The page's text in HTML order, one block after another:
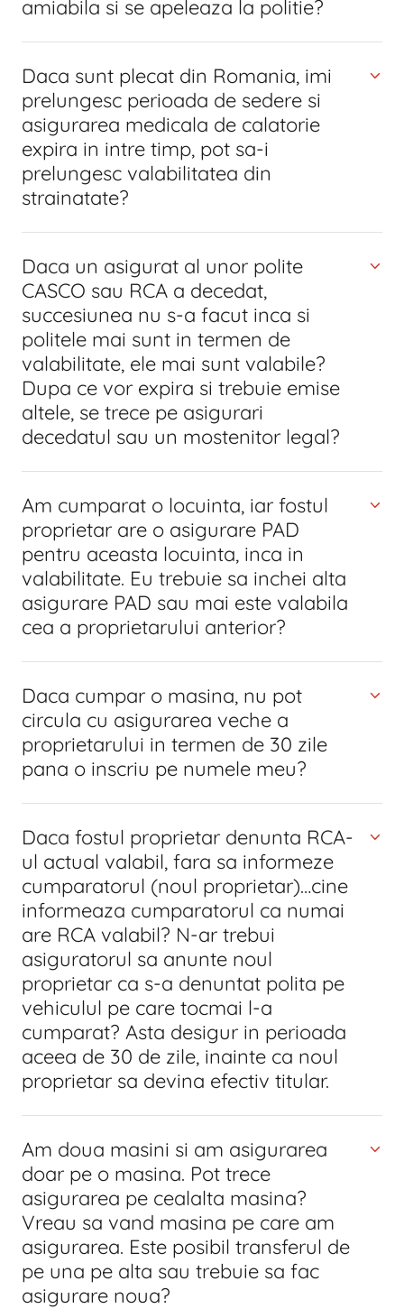
amiabila si se apeleaza la politie?
Daca sunt plecat din Romania, imi
prelungesc perioada de sedere si
asigurarea medicala de calatorie
expira in intre timp, pot sa-i
prelungesc valabilitatea din
strainatate?
Daca un asigurat al unor polite
CASCO sau RCA a decedat,
succesiunea nu s-a facut inca si
politele mai sunt in termen de
valabilitate, ele mai sunt valabile?
Dupa ce vor expira si trebuie emise
altele, se trece pe asigurari
decedatul sau un mostenitor legal?
Am cumparat o locuinta, iar fostul
proprietar are o asigurare PAD
pentru aceasta locuinta, inca in
valabilitate. Eu trebuie sa inchei alta
asigurare PAD sau mai este valabila
cea a proprietarului anterior?
Daca cumpar o masina, nu pot
circula cu asigurarea veche a
proprietarului in termen de 30 zile
pana o inscriu pe numele meu?
Daca fostul proprietar denunta RCA-
ul actual valabil, fara sa informeze
cumparatorul (noul proprietar)…cine
informeaza cumparatorul ca numai
are RCA valabil? N-ar trebui
asiguratorul sa anunte noul
proprietar ca s-a denuntat polita pe
vehiculul pe care tocmai l-a
cumparat? Asta desigur in perioada
aceea de 30 de zile, inainte ca noul
proprietar sa devina efectiv titular.
Am doua masini si am asigurarea
doar pe o masina. Pot trece
asigurarea pe cealalta masina?
Vreau sa vand masina pe care am
asigurarea. Este posibil transferul de
pe una pe alta sau trebuie sa fac
asigurare noua?